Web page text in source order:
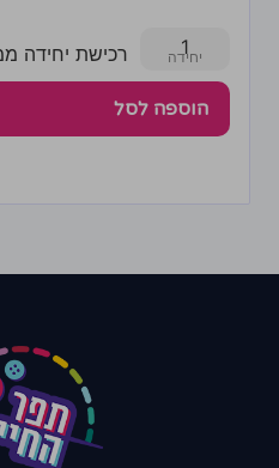
1 רכישת יחידה ממוצר
הוספה לסל